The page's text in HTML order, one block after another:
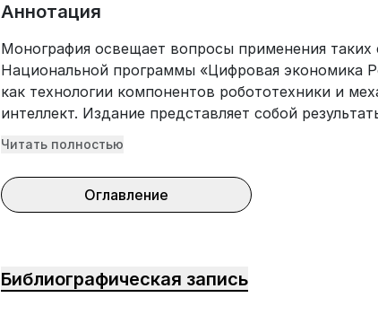
Аннотация
Монография освещает вопросы применения таких
Национальной программы «Цифровая экономика
как технологии компонентов робототехники и
интеллект. Издание представляет собой
исследования по разработке и эксплуатации
зоны Российской Федерации. Автором — внешним
воздушного судна — рассмотрены особенности
работающих в промышленности в области
Читать полностью
Оглавление
Библиографическая запись